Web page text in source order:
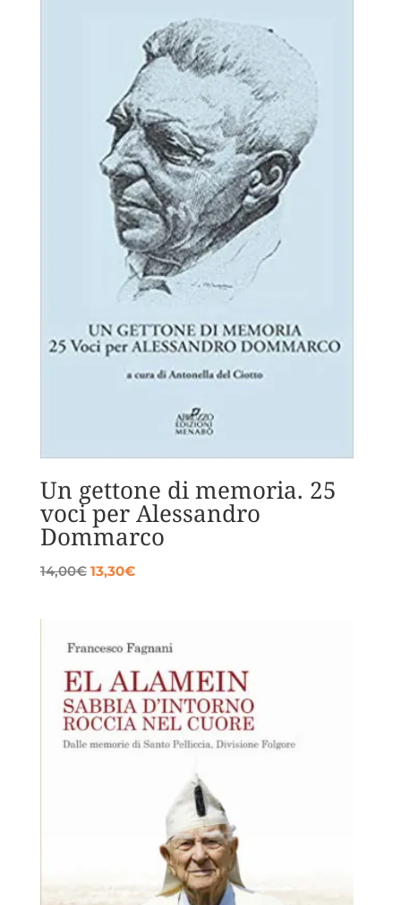
Un gettone di memoria. 25
voci per Alessandro
Dommarco
14,00€ Il
13,30€Il
13,30€.